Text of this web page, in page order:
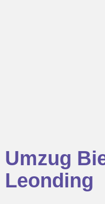
Umzug
Leonding